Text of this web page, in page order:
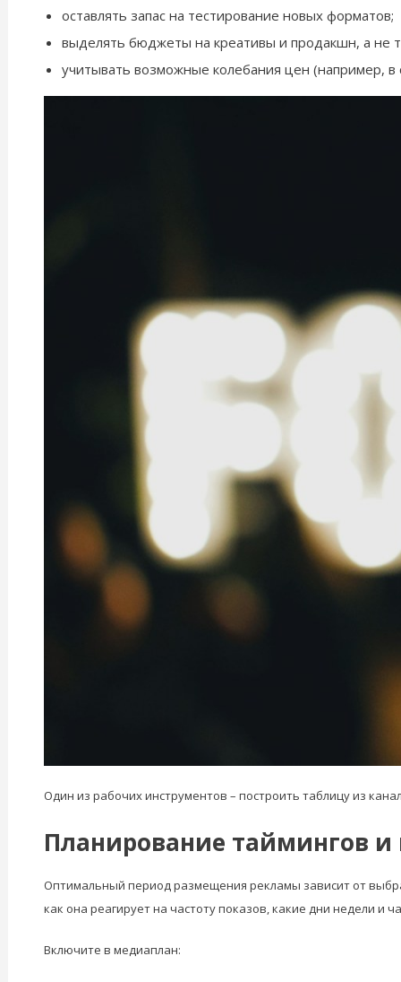
оставлять запас на тестирование новых форматов;
выделять бюджеты на креативы и продакшн, а не
учитывать возможные колебания цен (например, в
Один из рабочих инструментов – построить таблицу из
Планирование таймингов и
Оптимальный период размещения рекламы зависит от
как она реагирует на частоту показов, какие дни недели и
Включите в медиаплан: